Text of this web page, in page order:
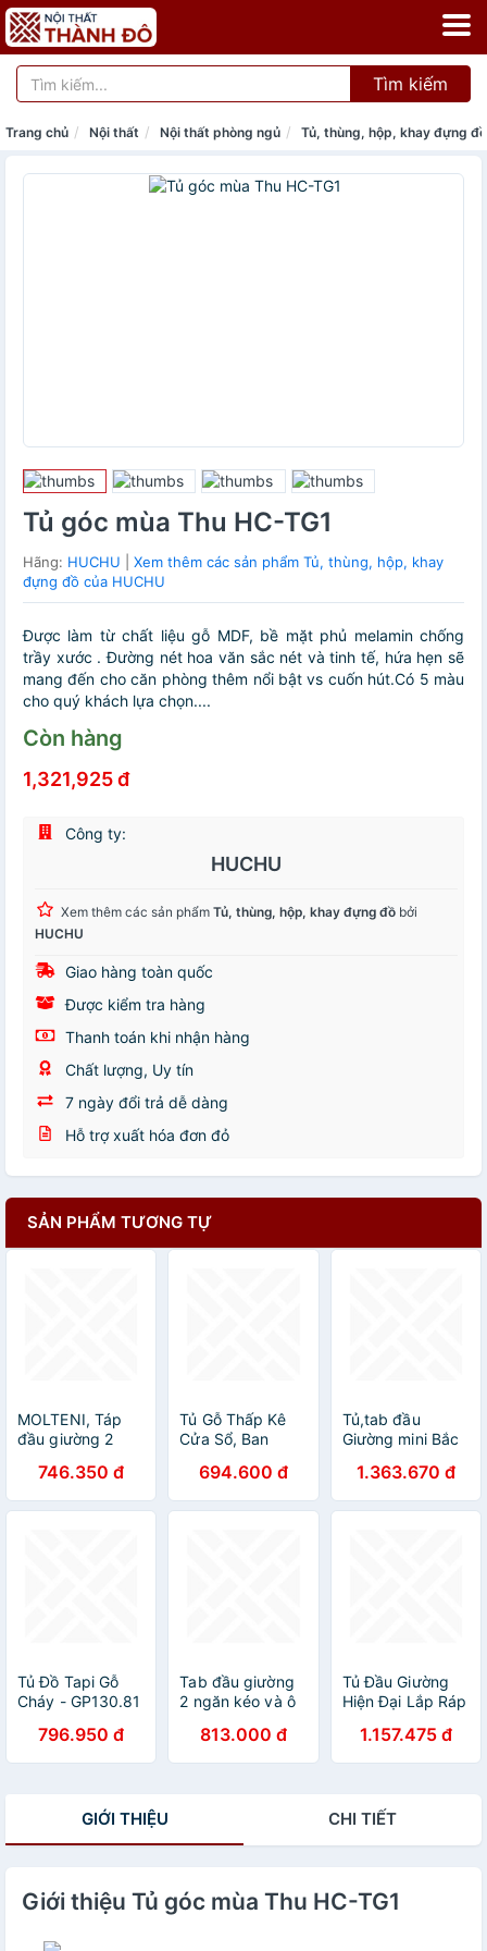
Tìm kiếm
Trang chủ Nội thất Nội thất phòng ngủ Tủ, thùng, hộp, khay đựng đồ
Tủ góc mùa Thu HC-TG1
Hãng: HUCHU
Xem thêm các sản phẩm Tủ, thùng, hộp, khay
đựng đồ của HUCHU
Được làm từ chất liệu gỗ MDF, bề mặt phủ melamin chống
trầy xước . Đường nét hoa văn sắc nét và tinh tế, hứa hẹn sẽ
mang đến cho căn phòng thêm nổi bật vs cuốn hút.Có 5 màu
cho quý khách lựa chọn....
Còn hàng
1,321,925 đ
Công ty:
HUCHU
Xem thêm các sản phẩm Tủ, thùng, hộp, khay đựng đồ bởi
HUCHU
Giao hàng toàn quốc
Được kiểm tra hàng
Thanh toán khi nhận hàng
Chất lượng, Uy tín
7 ngày đổi trả dễ dàng
Hỗ trợ xuất hóa đơn đỏ
SẢN PHẨM TƯƠNG TỰ
MOLTENI, Táp
đầu giường 2
Phong cách Bắc
Âu thời thượng
hiện đại
746.350 đ
Tủ Gỗ Thấp Kê
Cửa Sổ, Ban
Tường Nhiều
Ngăn Có Cánh
Cửa Tiện Lợi Đa
694.600 đ
Tủ,tab đầu
Giường mini Bắc
1.363.670 đ
Tủ Đồ Tapi Gỗ
Cháy - GP130.81
796.950 đ
Tab đầu giường
2 ngăn kéo và ô
TD3047
813.000 đ
Tủ Đầu Giường
Hiện Đại Lắp Ráp
Thất Thông Minh
Đem đến Sự
Cho Phòng Ngủ
1.157.475 đ
GIỚI THIỆU CHI TIẾT
Giới thiệu Tủ góc mùa Thu HC-TG1